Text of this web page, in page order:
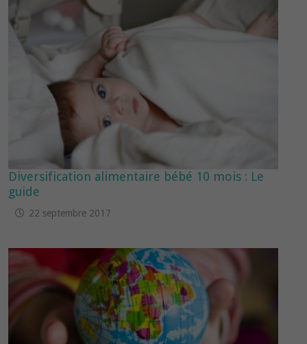
Diversification alimentaire bébé 10 mois : Le
guide
22 septembre 2017